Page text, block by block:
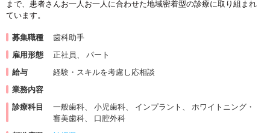
まで、患者さんお一人お一人に合わせた地域密着型の診療に取り組まれ
ています。
募集職種
歯科助手
雇用形態
正社員、 パート
給与
経験・スキルを考慮し応相談
業務内容
診療科目
一般歯科、 小児歯科、 インプラント、 ホワイトニング・
審美歯科、 口腔外科